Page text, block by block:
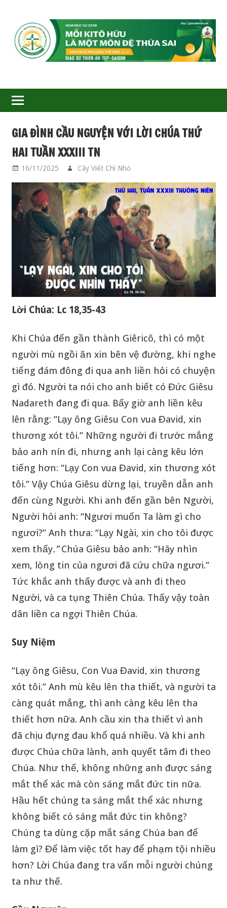
GIÁO
XỨ
THIÊN
ÂN-
TGP
SAIGON
GIA ĐÌNH CẦU NGUYỆN VỚI LỜI CHÚA THỨ
HAI TUẦN XXXIII TN
16/11/2025 Cây Viết Chì Nhỏ
Lời Chúa: Lc 18,35-43
Khi Chúa đến gần thành Giêricô, thì có một
người mù ngồi ăn xin bên vệ đường, khi nghe
tiếng đám đông đi qua anh liền hỏi có chuyện
gì đó. Người ta nói cho anh biết có Đức Giêsu
Nadareth đang đi qua. Bấy giờ anh liền kêu
lên rằng: “Lạy ông Giêsu Con vua Đavid, xin
thương xót tôi.” Những người đi trước mắng
bảo anh nín đi, nhưng anh lại càng kêu lớn
tiếng hơn: “Lạy Con vua Đavid, xin thương xót
tôi.” Vậy Chúa Giêsu dừng lại, truyền dẫn anh
đến cùng Người. Khi anh đến gần bên Người,
Người hỏi anh: “Ngươi muốn Ta làm gì cho
ngươi?” Anh thưa: “Lạy Ngài, xin cho tôi được
xem thấy.”Chúa Giêsu bảo anh: “Hãy nhìn
xem, lòng tin của ngươi đã cứu chữa ngươi.”
Tức khắc anh thấy được và anh đi theo
Người, và ca tụng Thiên Chúa. Thấy vậy toàn
dân liền ca ngợi Thiên Chúa.
Suy Niệm
“Lạy ông Giêsu, Con Vua Đavid, xin thương
xót tôi.” Anh mù kêu lên tha thiết, và người ta
càng quát mắng, thì anh càng kêu lên tha
thiết hơn nữa. Anh cầu xin tha thiết vì anh
đã chịu đựng đau khổ quá nhiều. Và khi anh
được Chúa chữa lành, anh quyết tâm đi theo
Chúa. Như thế, không những anh được sáng
mắt thể xác mà còn sáng mắt đức tin nữa.
Hầu hết chúng ta sáng mắt thể xác nhưng
không biết có sáng mắt đức tin không?
Chúng ta dùng cặp mắt sáng Chúa ban để
làm gì? Để làm việc tốt hay để phạm tội nhiều
hơn? Lời Chúa đang tra vấn mỗi người chúng
ta như thế.